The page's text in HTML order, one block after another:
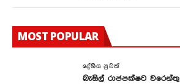
MOST POPULAR
දේශිය පුවත්
බැසිල් රාජපක්ෂට වරෙන්තු